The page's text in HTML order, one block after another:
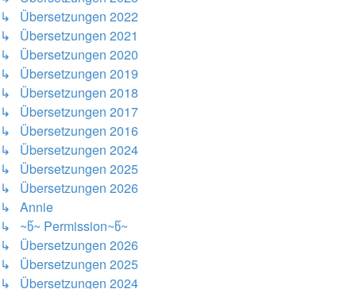
↳ Übersetzungen 2022
↳ Übersetzungen 2021
↳ Übersetzungen 2020
↳ Übersetzungen 2019
↳ Übersetzungen 2018
↳ Übersetzungen 2017
↳ Übersetzungen 2016
↳ Übersetzungen 2024
↳ Übersetzungen 2025
↳ Übersetzungen 2026
↳ Annie
↳ ~წ~ Permission~წ~
↳ Übersetzungen 2026
↳ Übersetzungen 2025
↳ Übersetzungen 2024